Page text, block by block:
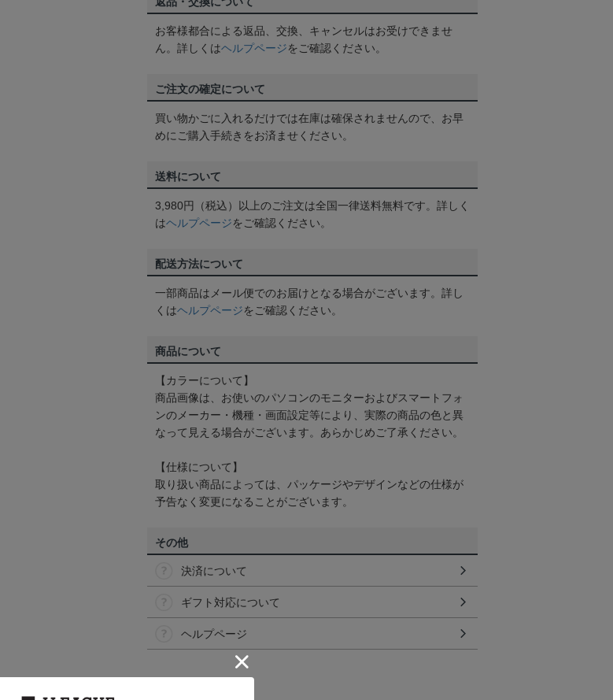
お客様都合による返品、交換、キャンセルはお受けできませ
ん。詳しくはヘルプページをご確認ください。
ご注文の確定について
買い物かごに入れるだけでは在庫は確保されませんので、お早
めにご購入手続きをお済ませください。
送料について
3,980円（税込）以上のご注文は全国一律送料無料です。詳しく
はヘルプページをご確認ください。
配送方法について
一部商品はメール便でのお届けとなる場合がございます。詳し
くはヘルプページをご確認ください。
商品について
【カラーについて】
商品画像は、お使いのパソコンのモニターおよびスマートフォ
ンのメーカー・機種・画面設定等により、実際の商品の色と異
なって見える場合がございます。あらかじめご了承ください。
【仕様について】
取り扱い商品によっては、パッケージやデザインなどの仕様が
予告なく変更になることがございます。
その他
決済について
ギフト対応について
ヘルプページ